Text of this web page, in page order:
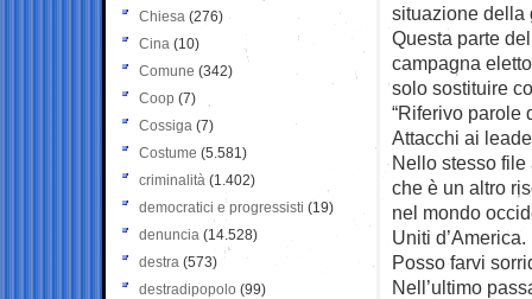
situazione della
Questa parte
campagna
solo sostituire
“Riferivo parole
Attacchi ai
Nello stesso file
che è un altro
nel mondo
Uniti
Posso farvi
Nell’ultimo
Chiesa (276)
Cina (10)
Comune (342)
Coop (7)
Cossiga (7)
Costume (5.581)
criminalità (1.402)
democratici e progressisti (19)
denuncia (14.528)
destra (573)
destradipopolo (99)